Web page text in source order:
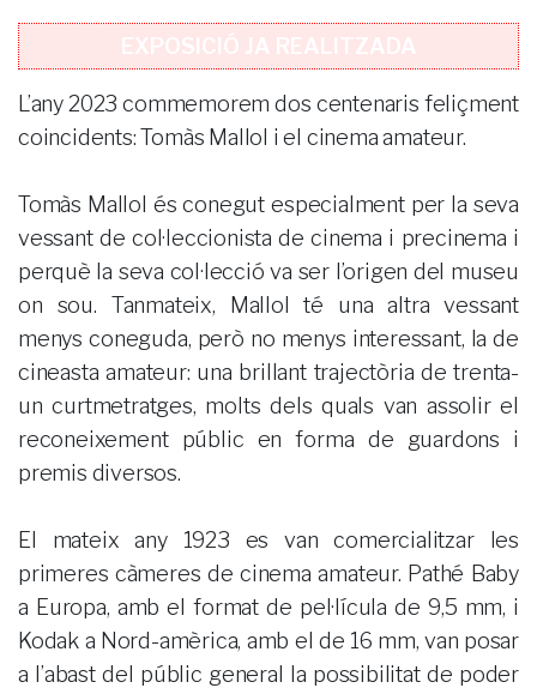
L’any 2023 commemorem dos centenaris feliçment
coincidents: Tomàs Mallol i el cinema amateur.
Tomàs Mallol és conegut especialment per la seva
vessant de col·leccionista de cinema i precinema i
perquè la seva col·lecció va ser l’origen del museu
on sou. Tanmateix, Mallol té una altra vessant
menys coneguda, però no menys interessant, la de
cineasta amateur: una brillant trajectòria de trenta-
un curtmetratges, molts dels quals van assolir el
reconeixement públic en forma de guardons i
premis diversos.
El mateix any 1923 es van comercialitzar les
primeres càmeres de cinema amateur. Pathé Baby
a Europa, amb el format de pel·lícula de 9,5 mm, i
Kodak a Nord-amèrica, amb el de 16 mm, van posar
a l’abast del públic general la possibilitat de poder